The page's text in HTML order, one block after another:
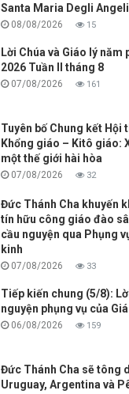
Santa Maria Degli
08/08/2026 15
Lời Chúa và Giáo lý năm
2026 Tuần II tháng 8
07/08/2026 161
Tuyên bố Chung kết Hội
Khổng giáo – Kitô giáo:
một thế giới hài hòa
07/08/2026 32
Đức Thánh Cha khuyến
tín hữu công giáo đào
cầu nguyện qua Phụng
kinh
07/08/2026 33
Tiếp kiến chung (5/8):
nguyện phụng vụ của
06/08/2026 159
Đức Thánh Cha sẽ tông
Uruguay, Argentina và